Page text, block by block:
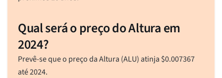
Qual será o preço do Altura em
2024?
Prevê-se que o preço da Altura (ALU) atinja $0.007367
até 2024.